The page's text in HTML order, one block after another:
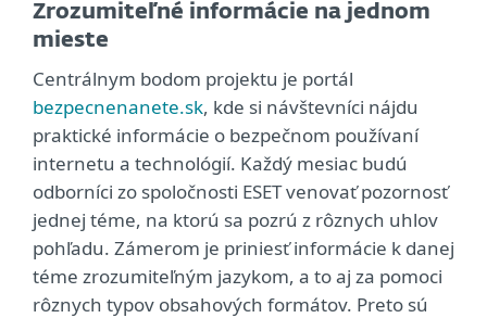
Zrozumiteľné informácie na jednom
mieste
Centrálnym bodom projektu je portál
bezpecnenanete.sk, kde si návštevníci nájdu
praktické informácie o bezpečnom používaní
internetu a technológií. Každý mesiac budú
odborníci zo spoločnosti ESET venovať pozornosť
jednej téme, na ktorú sa pozrú z rôznych uhlov
pohľadu. Zámerom je priniesť informácie k danej
téme zrozumiteľným jazykom, a to aj za pomoci
rôznych typov obsahových formátov. Preto sú